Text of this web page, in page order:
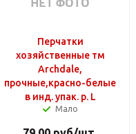
Перчатки
хозяйственные тм
Archdale,
прочные,красно-белые
в инд. упак. р. L
Мало